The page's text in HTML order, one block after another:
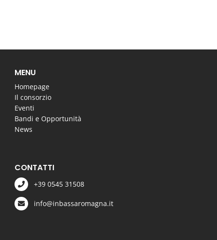
MENU
Homepage
Il consorzio
Eventi
Bandi e Opportunità
News
CONTATTI
+39 0545 31508
info@inbassaromagna.it